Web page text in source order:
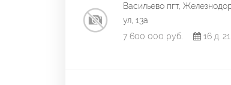
Васильево пгт,
ул, 13а
7 600 000 руб.
16 д.